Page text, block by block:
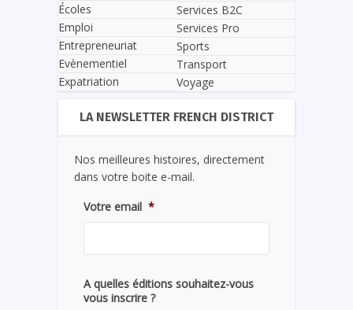
Écoles
Emploi
Entrepreneuriat
Evènementiel
Expatriation
Services B2C
Services Pro
Sports
Transport
Voyage
LA NEWSLETTER FRENCH DISTRICT
Nos meilleures histoires, directement
dans votre boite e-mail.
Votre email *
A quelles éditions souhaitez-vous
vous inscrire ?